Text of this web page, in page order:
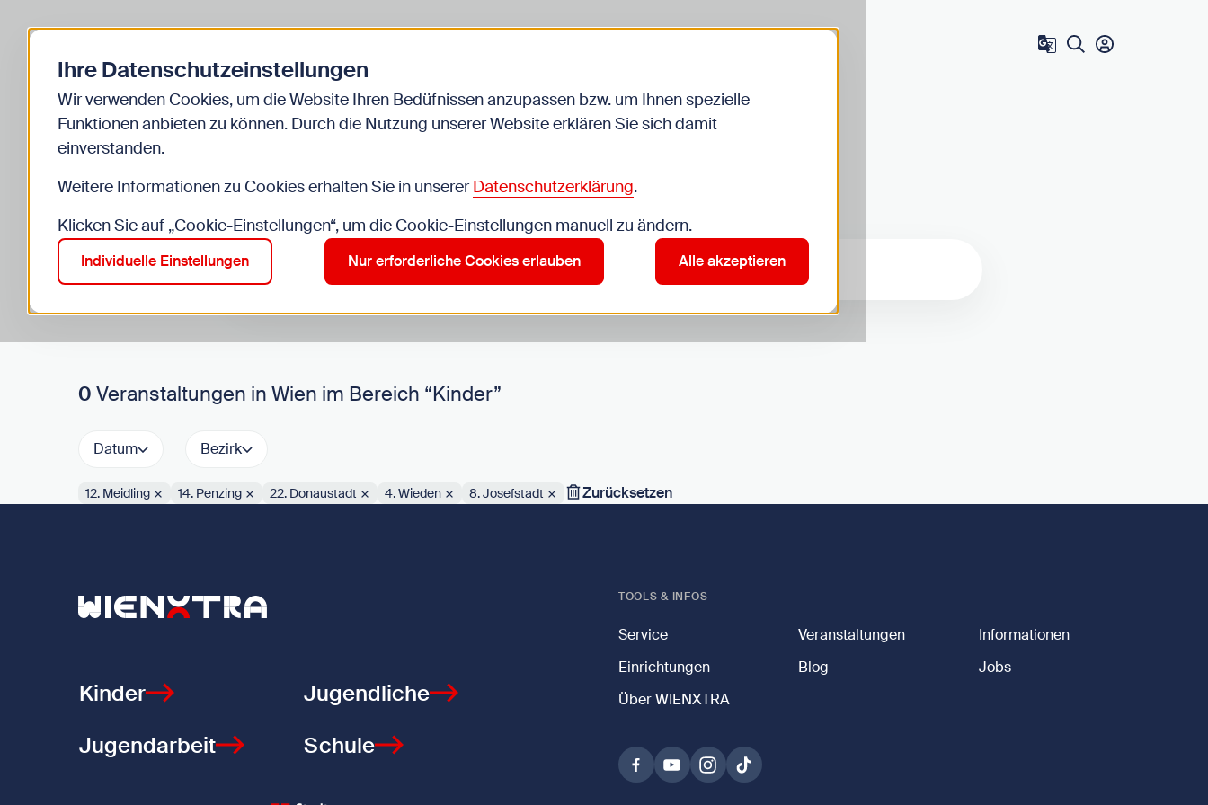
Zum Benutzer
Start Kinder Veranstaltungen
Veranstaltungen
Suche im Bereich “Kinder”
Suchen
0 Veranstaltungen in Wien im Bereich “Kinder”
Datum Bezirk
Aktive Filter:
12. Meidling 14. Penzing 22. Donaustadt 4. Wieden 8. Josefstadt Zurücksetzen
Zurück zur Startseite
Kinder
Jugendliche
Jugendarbeit
Schule
TOOLS & INFOS
Service Veranstaltungen
Informationen
Einrichtungen
Blog
Jobs
Über WIENXTRA
Ihre Datenschutzeinstellungen
Wir verwenden Cookies, um die Website Ihren Bedüfnissen anzupassen bzw. um Ihnen spezielle
Funktionen anbieten zu können. Durch die Nutzung unserer Website erklären Sie sich damit
einverstanden.
Weitere Informationen zu Cookies erhalten Sie in unsererDatenschutzerklärung.
Klicken Sie auf „Cookie-Einstellungen“, um die Cookie-Einstellungen manuell zu ändern.
Individuelle Einstellungen Nur erforderliche Cookies erlauben Alle akzeptieren